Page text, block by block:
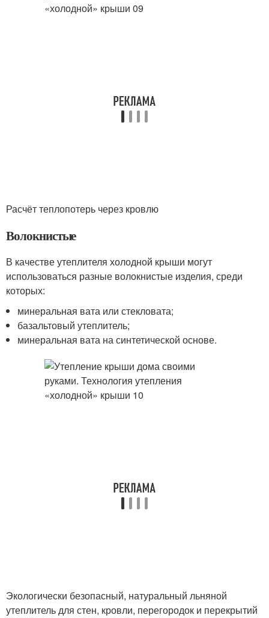
Расчёт теплопотерь через кровлю
Волокнистые
В качестве утеплителя холодной крыши могут
использоваться разные волокнистые изделия, среди
которых:
минеральная вата или стекловата;
базальтовый утеплитель;
минеральная вата на синтетической основе.
Экологически безопасный, натуральный льняной
утеплитель для стен, кровли, перегородок и перекрытий